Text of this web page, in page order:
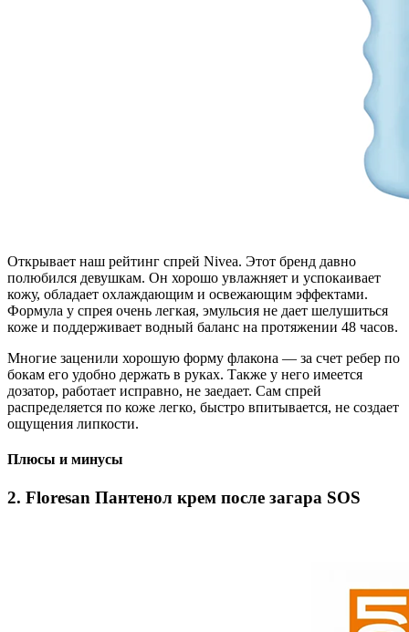
Открывает наш рейтинг спрей Nivea. Этот бренд давно
полюбился девушкам. Он хорошо увлажняет и успокаивает
кожу, обладает охлаждающим и освежающим эффектами.
Формула у спрея очень легкая, эмульсия не дает шелушиться
коже и поддерживает водный баланс на протяжении 48 часов.
Многие заценили хорошую форму флакона — за счет ребер по
бокам его удобно держать в руках. Также у него имеется
дозатор, работает исправно, не заедает. Сам спрей
распределяется по коже легко, быстро впитывается, не создает
ощущения липкости.
Плюсы и минусы
2. Floresan Пантенол крем после загара SOS